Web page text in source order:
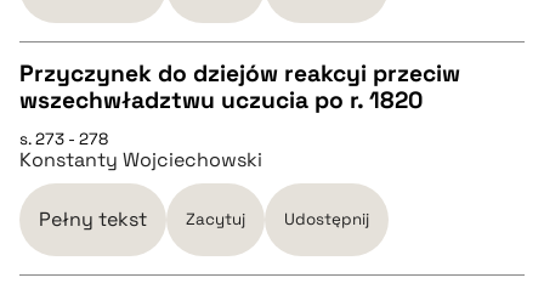
BIBTEX
pobierz cytat
pobierz cytat
BIBTEX
Przyczynek do dziejów reakcyi przeciw
wszechwładztwu uczucia po r. 1820
s. 273 - 278
Konstanty Wojciechowski
Pełny tekst Zacytuj Udostępnij